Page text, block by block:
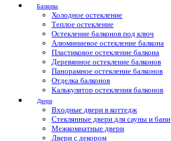
Балконы
Холодное остекление
Теплое остекление
Остекление балконов под ключ
Алюминиевое остекление балкона
Пластиковое остекление балкона
Деревянное остекление балконов
Панорамное остекление балконов
Отделка балконов
Калькулятор остекления балконов
Двери
Входные двери в коттедж
Стеклянные двери для сауны и бани
Межкомнатные двери
Двери с декором